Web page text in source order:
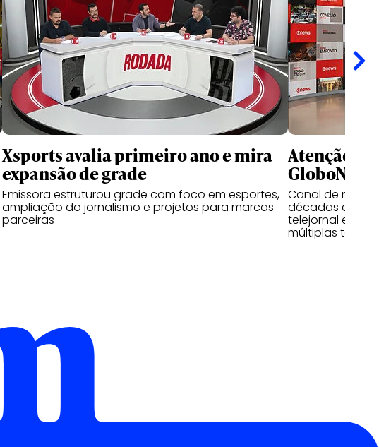
Xsports avalia primeiro ano e mira
expansão de grade
Emissora estruturou grade com foco em esportes,
ampliação do jornalismo e projetos para marcas
parceiras
Atenção e
Canal de
décadas com
telejornal e
múltiplas telas